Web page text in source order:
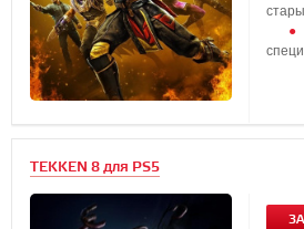
TEKKEN 8 для PS5